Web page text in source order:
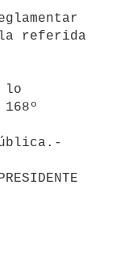
la referida
lo